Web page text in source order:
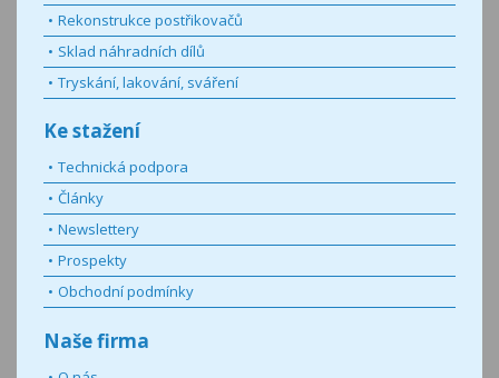
Rekonstrukce postřikovačů
Sklad náhradních dílů
Tryskání, lakování, sváření
Ke stažení
Technická podpora
Články
Newslettery
Prospekty
Obchodní podmínky
Naše firma